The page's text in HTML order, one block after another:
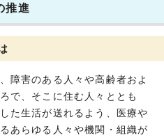
推進
障害のある人々や高齢者およ
で、そこに住む人々ととも
た生活が送れるよう、医療や
あらゆる人々や機関・組織が